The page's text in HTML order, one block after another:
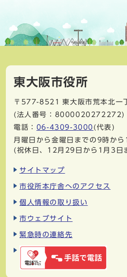
東大阪市役所
〒577-8521
東大阪市荒本北一
(法人番号：8000020272272)
電話： 06-4309-3000 (代表)
月曜日から金曜日までの9時か
(祝休日、12月29日から1月3日
サイトマップ
市役所本庁舎へのアクセス
個人情報の取り扱い
市ウェブサイト
緊急時の連絡先